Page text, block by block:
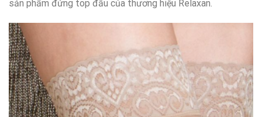
sản phẩm đứng top đầu của thương hiệu Relaxan.